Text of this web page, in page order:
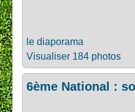
le diaporama
Visualiser 184 photos
6ème National :